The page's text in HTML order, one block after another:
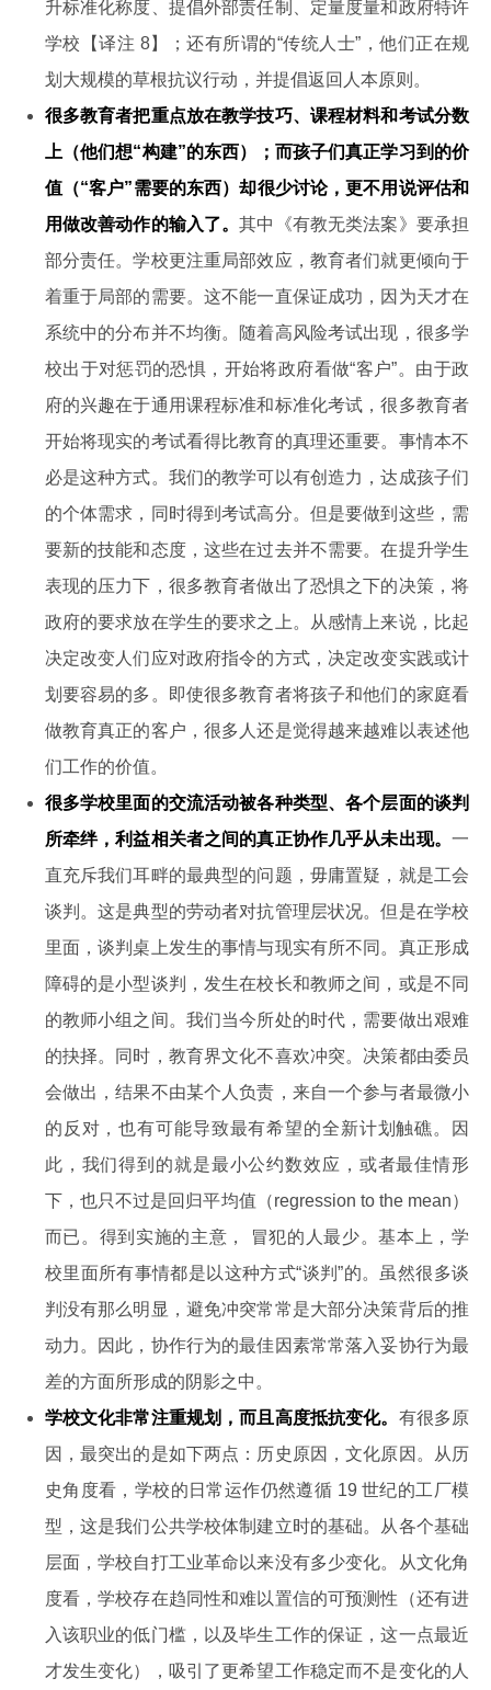
升标准化称度、提倡外部责任制、定量度量和政府特许
学校【译注 8】；还有所谓的“传统人士”，他们正在规
划大规模的草根抗议行动，并提倡返回人本原则。
很多教育者把重点放在教学技巧、课程材料和考试分数
上（他们想“构建”的东西）；而孩子们真正学习到的价
值（“客户”需要的东西）却很少讨论，更不用说评估和
用做改善动作的输入了。其中《有教无类法案》要承担
部分责任。学校更注重局部效应，教育者们就更倾向于
着重于局部的需要。这不能一直保证成功，因为天才在
系统中的分布并不均衡。随着高风险考试出现，很多学
校出于对惩罚的恐惧，开始将政府看做“客户”。由于政
府的兴趣在于通用课程标准和标准化考试，很多教育者
开始将现实的考试看得比教育的真理还重要。事情本不
必是这种方式。我们的教学可以有创造力，达成孩子们
的个体需求，同时得到考试高分。但是要做到这些，需
要新的技能和态度，这些在过去并不需要。在提升学生
表现的压力下，很多教育者做出了恐惧之下的决策，将
政府的要求放在学生的要求之上。从感情上来说，比起
决定改变人们应对政府指令的方式，决定改变实践或计
划要容易的多。即使很多教育者将孩子和他们的家庭看
做教育真正的客户，很多人还是觉得越来越难以表述他
们工作的价值。
很多学校里面的交流活动被各种类型、各个层面的谈判
所牵绊，利益相关者之间的真正协作几乎从未出现。 一
直充斥我们耳畔的最典型的问题，毋庸置疑，就是工会
谈判。这是典型的劳动者对抗管理层状况。但是在学校
里面，谈判桌上发生的事情与现实有所不同。真正形成
障碍的是小型谈判，发生在校长和教师之间，或是不同
的教师小组之间。我们当今所处的时代，需要做出艰难
的抉择。同时，教育界文化不喜欢冲突。决策都由委员
会做出，结果不由某个人负责，来自一个参与者最微小
的反对，也有可能导致最有希望的全新计划触礁。因
此，我们得到的就是最小公约数效应，或者最佳情形
下，也只不过是回归平均值（regression to the mean）
而已。得到实施的主意， 冒犯的人最少。基本上，学
校里面所有事情都是以这种方式“谈判”的。虽然很多谈
判没有那么明显，避免冲突常常是大部分决策背后的推
动力。因此，协作行为的最佳因素常常落入妥协行为最
差的方面所形成的阴影之中。
学校文化非常注重规划，而且高度抵抗变化。 有很多原
因，最突出的是如下两点：历史原因，文化原因。从历
史角度看，学校的日常运作仍然遵循 19 世纪的工厂模
型，这是我们公共学校体制建立时的基础。从各个基础
层面，学校自打工业革命以来没有多少变化。从文化角
度看，学校存在趋同性和难以置信的可预测性（还有进
入该职业的低门槛，以及毕生工作的保证，这一点最近
才发生变化），吸引了更希望工作稳定而不是变化的人